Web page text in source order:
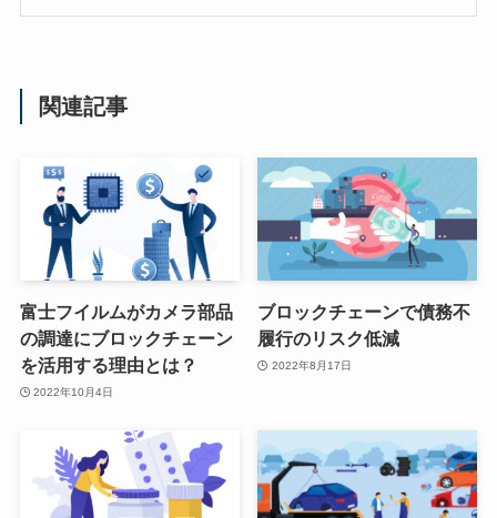
関連記事
富士フイルムがカメラ部品
の調達にブロックチェーン
を活用する理由とは？
2022年10月4日
ブロックチェーンで債務不
履行のリスク低減
2022年8月17日